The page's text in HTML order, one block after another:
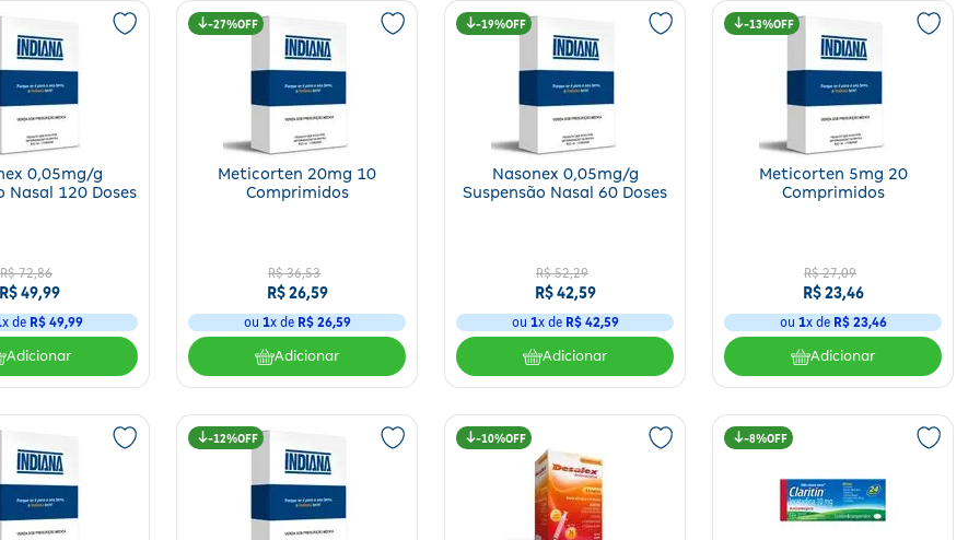
0,05mg/g
Nasal 120 Doses
R$ 72,86
R$ 49,99
x de R$ 49,99
Adicionar
27%
Meticorten 20mg 10
Comprimidos
R$ 36,53
R$ 26,59
ou 1x de R$ 26,59
Adicionar
19%
Nasonex 0,05mg/g
Suspensão Nasal 60 Doses
R$ 52,29
R$ 42,59
ou 1x de R$ 42,59
Adicionar
13%
Meticorten 5mg 20
Comprimidos
R$ 27,09
R$ 23,46
ou 1x de R$ 23,46
Adicionar
12% 10% 8%